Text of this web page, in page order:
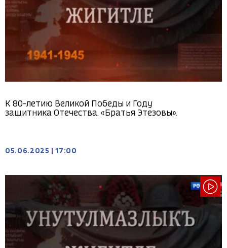
К 80-летию Великой Победы и Году
защитника Отечества. «Братья Этезовы».
05.06.2025 17:00